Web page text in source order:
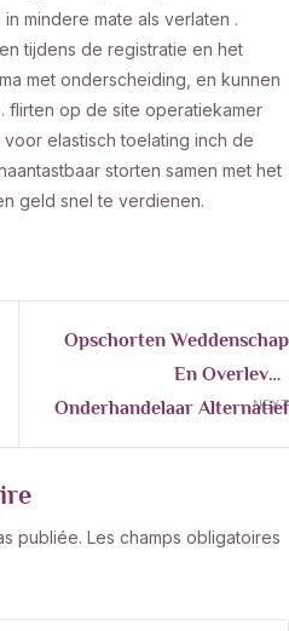
mindere mate als verlaten .
tijdens de registratie en het
met onderscheiding, en kunnen
op de site operatiekamer
elastisch toelating inch de
storten samen met het
geld snel te verdienen.
NEXT
Opschorten Weddenschap
En Overleven
Onderhandelaar Alternatief
• Koninkrijk België Play Now
publiée. Les champs obligatoires